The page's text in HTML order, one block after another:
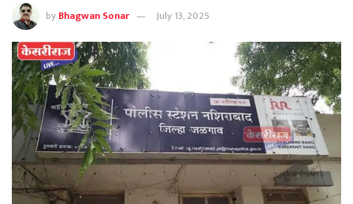
byBhagwan Sonar July 13, 2025